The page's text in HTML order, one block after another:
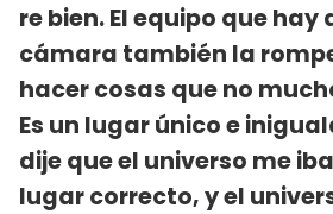
re bien. El equipo que hay
cámara también la
hacer cosas que no
Es un lugar único e
dije que el universo me
lugar correcto, y el